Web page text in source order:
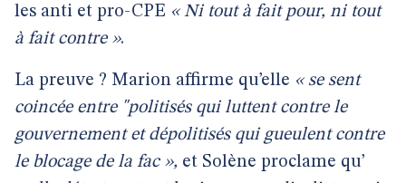
les anti et pro-CPE « Ni tout à fait pour, ni tout
à fait contre ».
La preuve ? Marion affirme qu’elle « se sent
coincée entre "politisés qui luttent contre le
gouvernement et dépolitisés qui gueulent contre
le blocage de la fac », et Solène proclame qu’